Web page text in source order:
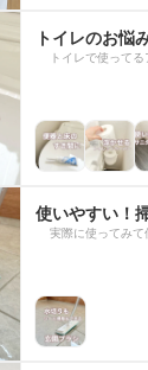
トイレのお悩
トイレで使ってる
使いやすい！
実際に使ってみて